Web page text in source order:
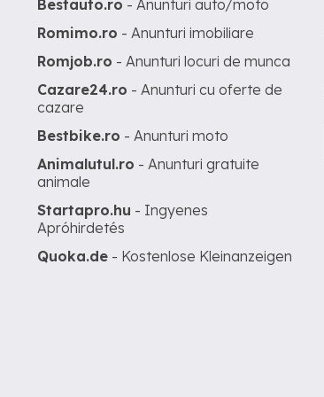
Bestauto.ro - Anunturi auto/moto
Romimo.ro - Anunturi imobiliare
Romjob.ro - Anunturi locuri de munca
Cazare24.ro - Anunturi cu oferte de
cazare
Bestbike.ro - Anunturi moto
Animalutul.ro - Anunturi gratuite
animale
Startapro.hu - Ingyenes
Apróhirdetés
Quoka.de - Kostenlose Kleinanzeigen